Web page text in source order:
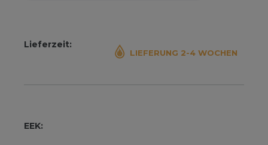
Lieferzeit:
LIEFERUNG 2-4 WOCHEN
EEK: